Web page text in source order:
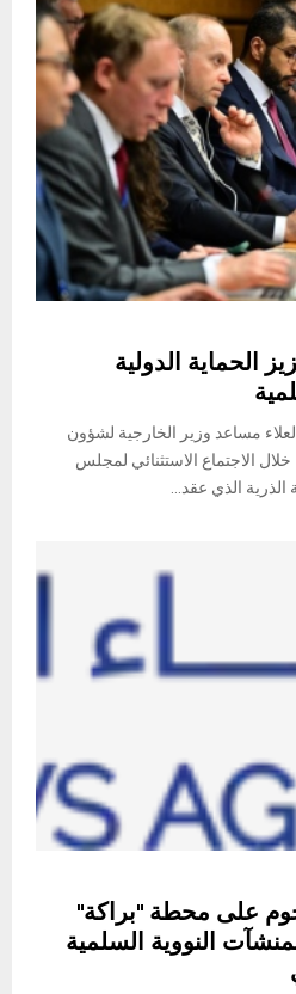
الحماية الدولية
مساعد وزير الخارجية لشؤون
الاجتماع الاستثنائي لمجلس
الذي عقد...
على محطة "براكة"
النووية السلمية